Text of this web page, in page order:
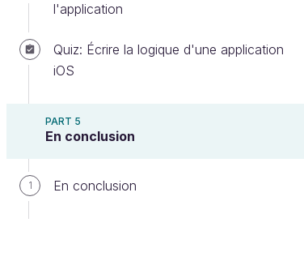
l'application
Quiz: Écrire la logique d'une application
iOS
PART 5
En conclusion
1 En conclusion